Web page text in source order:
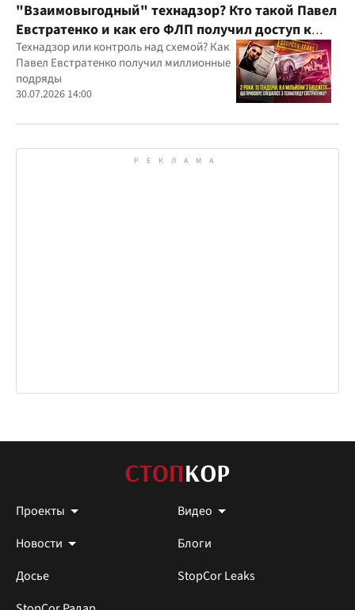
"Взаимовыгодный" технадзор? Кто такой Павел
Евстратенко и как его ФЛП получил доступ к
бюджетным миллионам?
Технадзор или контроль над схемой? Как
Павел Евстратенко получил миллионные
подряды
30.07.2026 14:00
Проекты
Видео
Новости
Блоги
Досье
StopCor Leaks